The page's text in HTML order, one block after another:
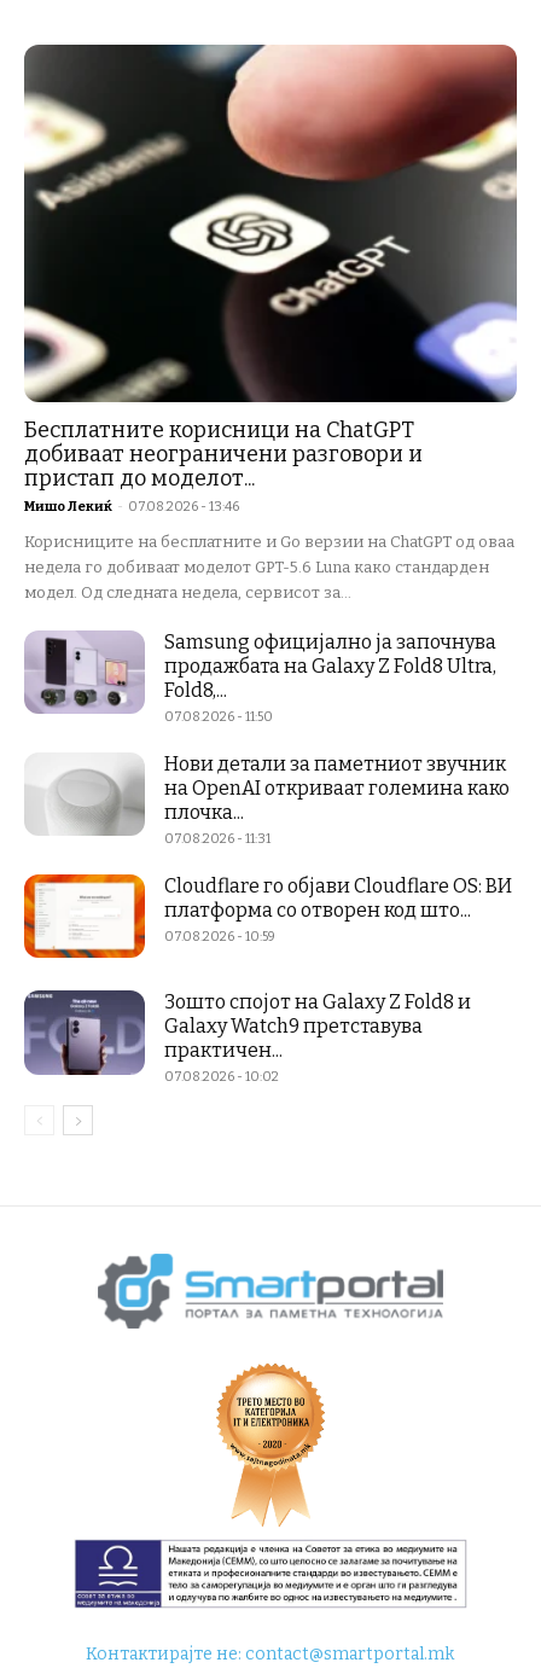
Бесплатните корисници на ChatGPT
добиваат неограничени разговори и
пристап до моделот...
Мишо Лекиќ - 07.08.2026 - 13:46
Корисниците на бесплатните и Go верзии на ChatGPT од оваа
недела го добиваат моделот GPT-5.6 Luna како стандарден
модел. Од следната недела, сервисот за...
Samsung официјално ја започнува
продажбата на Galaxy Z Fold8 Ultra,
Fold8,...
07.08.2026 - 11:50
Нови детали за паметниот звучник
на OpenAI откриваат големина како
плочка...
07.08.2026 - 11:31
Cloudflare го објави Cloudflare OS: ВИ
платформа со отворен код што...
07.08.2026 - 10:59
Зошто спојот на Galaxy Z Fold8 и
Galaxy Watch9 претставува
практичен...
07.08.2026 - 10:02
Контактирајте не:contact@smartportal.mk